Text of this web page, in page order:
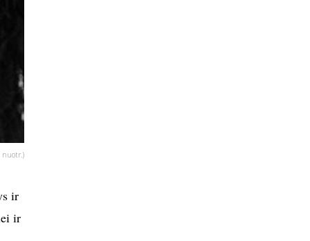
nuotr.)
ir
ir